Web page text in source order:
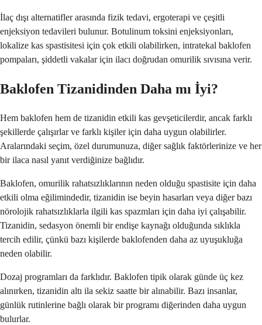
İlaç dışı alternatifler arasında fizik tedavi, ergoterapi ve çeşitli
enjeksiyon tedavileri bulunur. Botulinum toksini enjeksiyonları,
lokalize kas spastisitesi için çok etkili olabilirken, intratekal baklofen
pompaları, şiddetli vakalar için ilacı doğrudan omurilik sıvısına verir.
Baklofen Tizanidinden Daha mı İyi?
Hem baklofen hem de tizanidin etkili kas gevşeticilerdir, ancak farklı
şekillerde çalışırlar ve farklı kişiler için daha uygun olabilirler.
Aralarındaki seçim, özel durumunuza, diğer sağlık faktörlerinize ve her
bir ilaca nasıl yanıt verdiğinize bağlıdır.
Baklofen, omurilik rahatsızlıklarının neden olduğu spastisite için daha
etkili olma eğilimindedir, tizanidin ise beyin hasarları veya diğer bazı
nörolojik rahatsızlıklarla ilgili kas spazmları için daha iyi çalışabilir.
Tizanidin, sedasyon önemli bir endişe kaynağı olduğunda sıklıkla
tercih edilir, çünkü bazı kişilerde baklofenden daha az uyuşukluğa
neden olabilir.
Dozaj programları da farklıdır. Baklofen tipik olarak günde üç kez
alınırken, tizanidin altı ila sekiz saatte bir alınabilir. Bazı insanlar,
günlük rutinlerine bağlı olarak bir programı diğerinden daha uygun
bulurlar.